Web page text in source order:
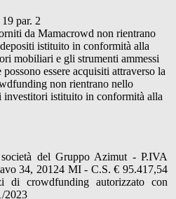
par. 2
da Mamacrowd non rientrano
istituito in conformità alla
mobiliari e gli strumenti ammessi
essere acquisiti attraverso la
non rientrano nello
investitori istituito in conformità alla
del Gruppo Azimut - P.IVA
34, 20124 MI - C.S. € 95.417,54
crowdfunding autorizzato con
2023